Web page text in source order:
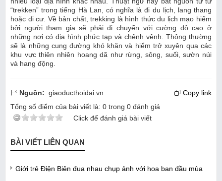
“trekken” trong tiếng Hà Lan, có nghĩa là đi du lịch, lang thang
hoặc di cư. Về bản chất, trekking là hình thức du lịch mạo hiểm
bởi người tham gia sẽ phải di chuyển với cường độ cao ở
những nơi có địa hình phức tạp và chênh vênh. Thông thường
sẽ là những cung đường khó khăn và hiểm trở xuyên qua các
khu vực thiên nhiên hoang dã như rừng, sông, suối, sườn núi
và hang động.
Nguồn: giaoducthoidai.vn
Copy link
Tổng số điểm của bài viết là: 0 trong 0 đánh giá
Click để đánh giá bài viết
BÀI VIẾT LIÊN QUAN
Giới trẻ Điện Biên đua nhau chụp ảnh với hoa ban đầu mùa